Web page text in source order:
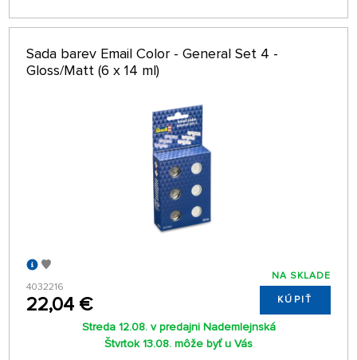
Sada barev Email Color - General Set 4 -
Gloss/Matt (6 x 14 ml)
4032216
22,04 €
NA SKLADE
KÚPIŤ
Streda 12.08. v predajni Nademlejnská
Štvrtok 13.08. môže byť u Vás